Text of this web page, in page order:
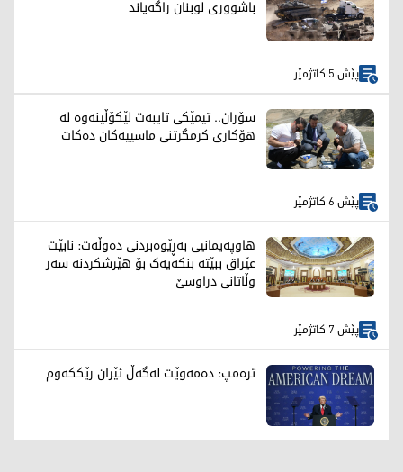
باشووری لوبنان راگەیاند
پێش 5 کاتژمێر
سۆران.. تیمێکی تایبەت لێکۆڵینەوە لە
هۆکاری کرمگرتنی ماسییەکان دەکات
پێش 6 کاتژمێر
هاوپەیمانیی بەڕێوەبردنی دەوڵەت: نابێت
عێراق ببێتە بنکەیەک بۆ هێرشکردنە سەر
وڵاتانی دراوسێ
پێش 7 کاتژمێر
ترەمپ: دەمەوێت لەگەڵ ئێران رێککەوم